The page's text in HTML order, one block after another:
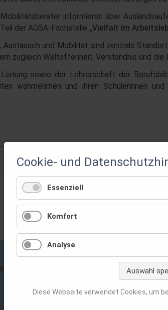
informieren über
der AGSA-Fachstelle „Vielfalt im
Austausch und Mobilität sind zentrale
zugleich Weltoffenheit, Verständnis und
sowie der Lehrerschaft der
wahrnehmen und ihren Schülerinnen
Cookie- und
Essenziell
Komfort
Analyse
Auswahl
Diese Webseite verwendet Cookies, um